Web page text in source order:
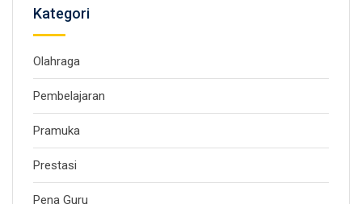
Kategori
Olahraga
Pembelajaran
Pramuka
Prestasi
Pena Guru